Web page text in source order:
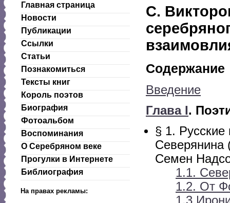
Главная страница
Новости
Публикации
Ссылки
Статьи
Познакомиться
Тексты книг
Король поэтов
Биография
Фотоальбом
Воспоминания
О Серебряном веке
Прогулки в Интернете
Библиография
На правах рекламы:
С.
Содержание
Введение
Глава I.
§ 1. Русские
Северянина
Семен
1.1.
1.2. От
1.3